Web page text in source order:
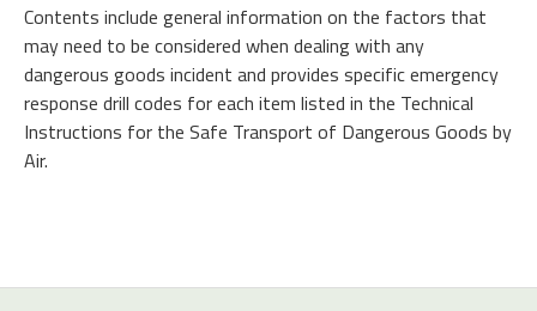
Contents include general information on the factors that
may need to be considered when dealing with any
dangerous goods incident and provides specific emergency
response drill codes for each item listed in the Technical
Instructions for the Safe Transport of Dangerous Goods by
Air.